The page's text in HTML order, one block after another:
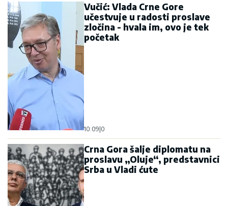
Vučić: Vlada Crne Gore
učestvuje u radosti proslave
zločina - hvala im, ovo je tek
početak
10:09|0
Crna Gora šalje diplomatu na
proslavu „Oluje“, predstavnici
Srba u Vladi ćute